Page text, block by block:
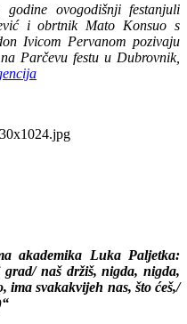
ovogodišnji festanjuli
i obrtnik Mato Konsuo s
Ivicom Pervanom pozivaju
Parčevu festu u Dubrovnik,
akademika Luka Paljetka:
naš držiš, nigda, nigda,
ima svakakvijeh nas, što ćeš,/